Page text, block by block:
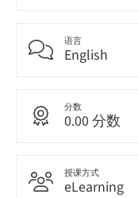
语言
English
分数
0.00 分数
授课方式
eLearning